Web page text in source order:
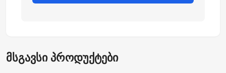
მსგავსი პროდუქტები